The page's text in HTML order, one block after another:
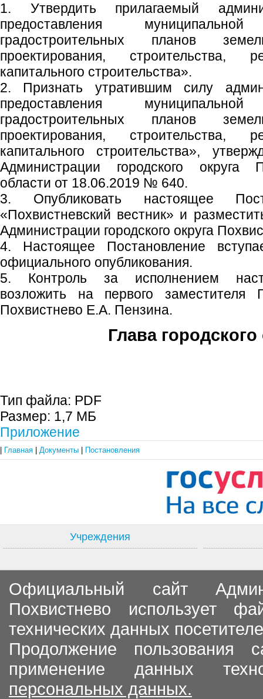
1. Утвердить прилагаемый
предоставления
градостроительных планов
проектирования, строительства,
капитального строительства».
2. Признать утратившим силу
предоставления
градостроительных планов
проектирования, строительства,
капитального строительства»,
Администрации городского округа
области от 18.06.2019 № 640.
3. Опубликовать настоящее
«Похвистневский вестник» и
Администрации городского округа
4. Настоящее Постановление
официального опубликования.
5. Контроль за исполнением
возложить на первого заместителя
Похвистнево Е.А. Пензина.
Глава городского
Тип файла: PDF
Размер: 1,7 МБ
Приложение
Главная Документы Постановления
Учреждения
Официальный сайт
Похвистнево использует
технических данных
Продолжение пользования
применение данных
персональных данных.